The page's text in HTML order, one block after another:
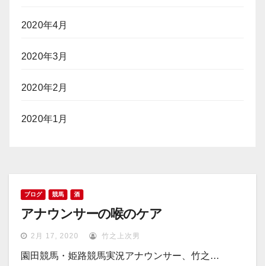
2020年4月
2020年3月
2020年2月
2020年1月
ブログ 競馬 酒
アナウンサーの喉のケア
2月 17, 2020 竹之上次男
園田競馬・姫路競馬実況アナウンサー、竹之…